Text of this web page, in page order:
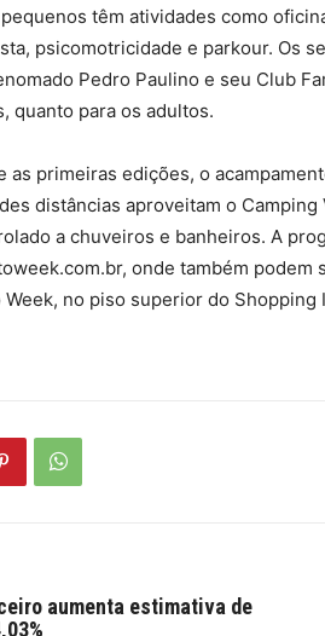
têm atividades como
psicomotricidade e parkour. Os
Pedro Paulino e seu Club
quanto para os adultos.
as primeiras edições, o
distâncias aproveitam o
a chuveiros e banheiros. A
onde também
no piso superior do Shopping
aumenta estimativa de